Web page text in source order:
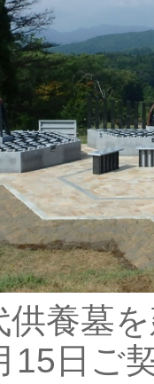
供養墓
15日ご